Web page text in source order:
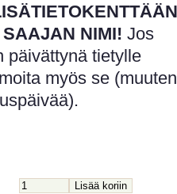
NIMI! Jos
päivättynä tietylle
myös se (muuten